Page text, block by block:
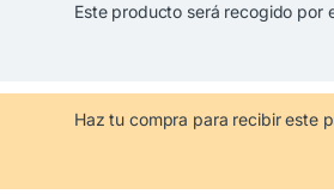
Este producto será recogido por
Haz tu compra para recibir este